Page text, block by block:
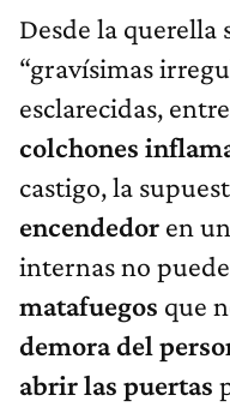
Desde la querella
“gravísimas
esclarecidas,
colchones
castigo, la
encendedor en
internas no
matafuegos que
demora del
abrir las puertas